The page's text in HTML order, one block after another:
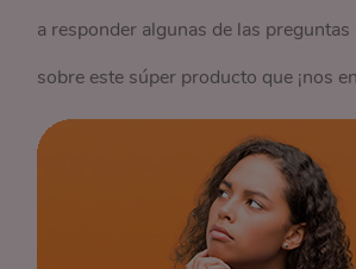
a responder algunas de las
sobre este súper producto que ¡nos